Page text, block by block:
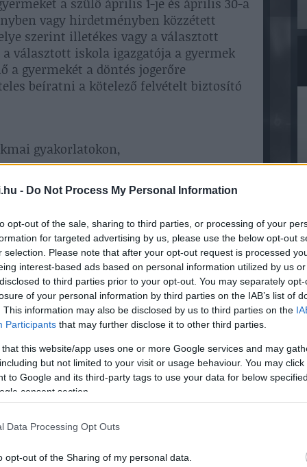
- Do Not Process My Personal Information
opt-out of the sale, sharing to third parties, or processing of your
for targeted advertising by us, please use the below opt-out
selection. Please note that after your opt-out request is processed
interest-based ads based on personal information utilized by us
to third parties prior to your opt-out. You may separately
of your personal information by third parties on the IAB’s list of
This information may also be disclosed by us to third parties on the
Participants that may further disclose it to other third parties.
that this website/app uses one or more Google services and may
but not limited to your visit or usage behaviour. You may
to Google and its third-party tags to use your data for below
consent section.
Data Processing Opt Outs
opt-out of the Sharing of my personal data.
vagy hirdetményben közzétett
szerint illetékes vagy a választott
választott iskola igazgatója a gyermek
a gyermekét a döntés jogerőre
beíratni a kötelező felvételt biztosító
gyakorlatokon,
fegyelmezett magatartással,
kötelezettségének,
iskolai és kollégiumi elfoglaltságához
esetén irányítása mellett – a
közreműködni saját környezetének és az
tartásában, a tanítási órák,
előkészítésében, lezárásában,
foglalkozások, a kollégiumi
helyiségei és az iskolához, kollégiumhoz
képzés rendjét, az iskola, a
a szülő hozzájárulása esetén részt
és alkalmazni az egészségét és
haladéktalanul jelenteni a felügyeletét
ha saját magát, társait, az
veszélyeztető állapotot,